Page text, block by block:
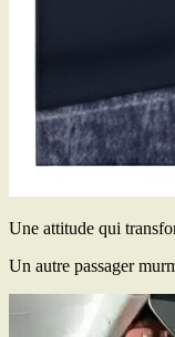
Une attitude qui
Un autre passager